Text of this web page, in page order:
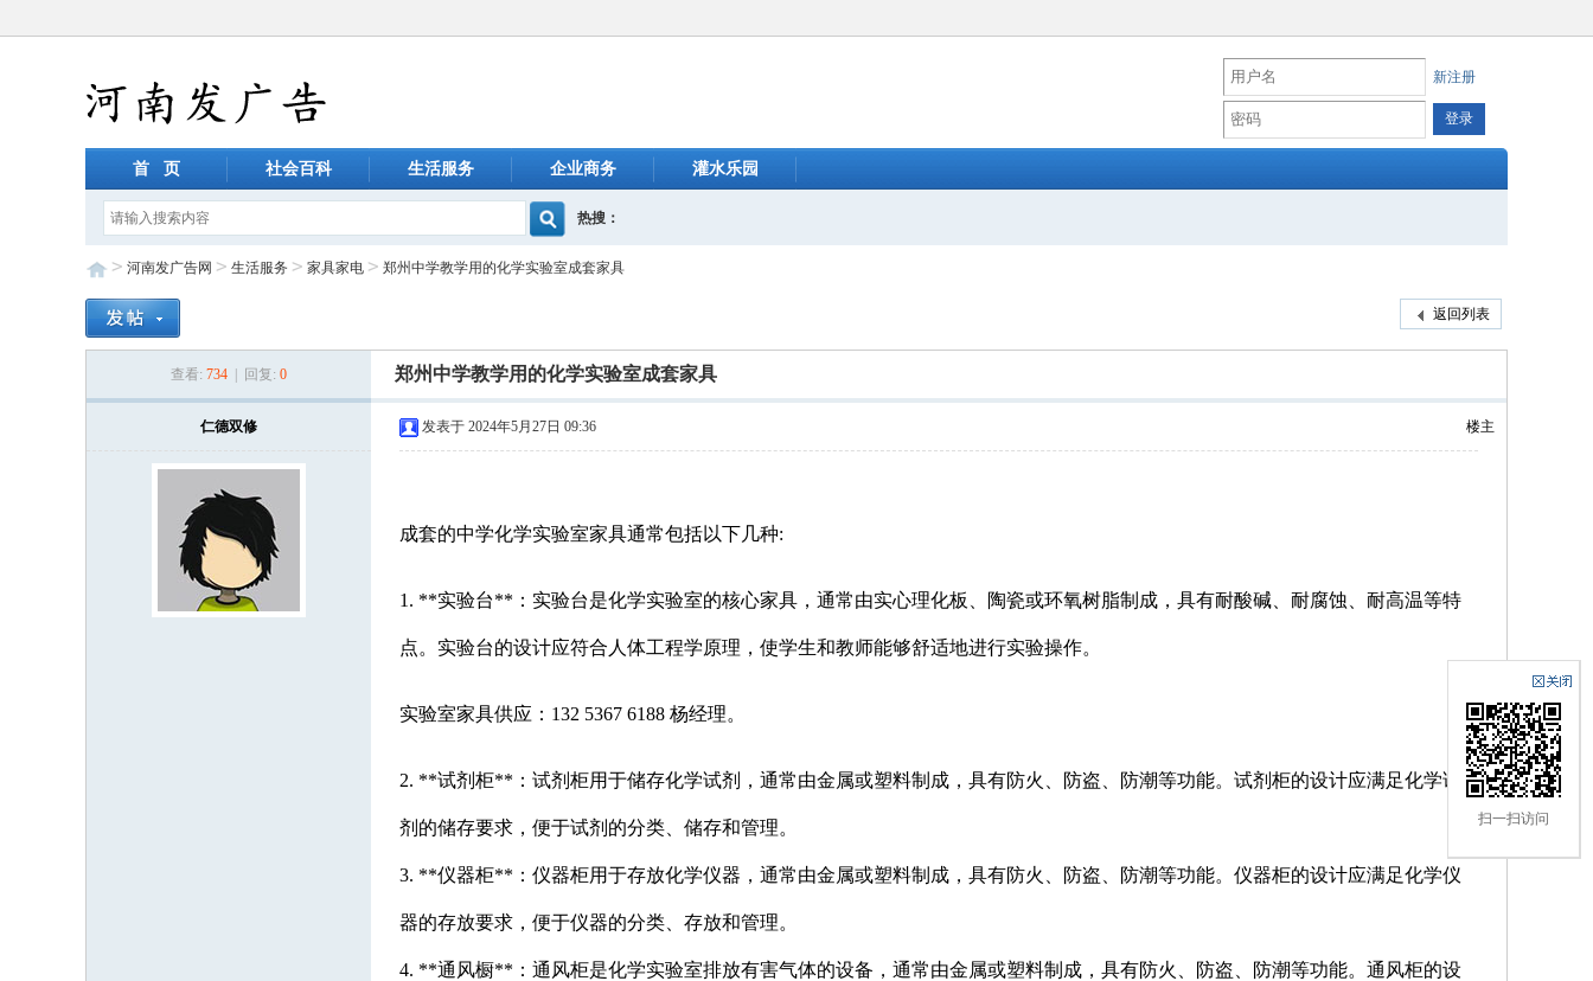
新注册
首 页 社会百科 生活服务 企业商务 灌水乐园
热搜：
> 河南发广告网 > 生活服务 > 家具家电 > 郑州中学教学用的化学实验室成套家具
返回列表
查看: 734| 回复: 0
仁德双修
郑州中学教学用的化学实验室成套家具
楼主
发表于 2024年5月27日 09:36
成套的中学化学实验室家具通常包括以下几种:
1. **实验台**：实验台是化学实验室的核心家具，通常由实心理化板、陶瓷或环氧树脂制成，具有耐酸碱、耐腐蚀、耐高温等特
点。实验台的设计应符合人体工程学原理，使学生和教师能够舒适地进行实验操作。
实验室家具供应：132 5367 6188 杨经理。
2. **试剂柜**：试剂柜用于储存化学试剂，通常由金属或塑料制成，具有防火、防盗、防潮等功能。试剂柜的设计应满足化学试
剂的储存要求，便于试剂的分类、储存和管理。
3. **仪器柜**：仪器柜用于存放化学仪器，通常由金属或塑料制成，具有防火、防盗、防潮等功能。仪器柜的设计应满足化学仪
器的存放要求，便于仪器的分类、存放和管理。
4. **通风橱**：通风柜是化学实验室排放有害气体的设备，通常由金属或塑料制成，具有防火、防盗、防潮等功能。通风柜的设
扫一扫访问